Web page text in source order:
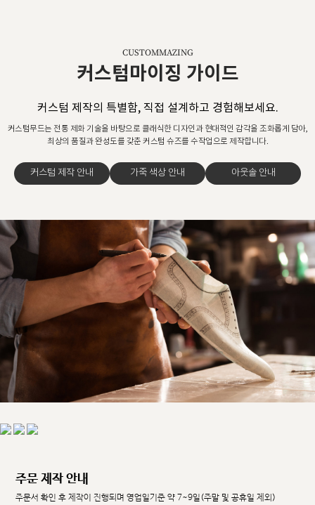
CUSTOMMAZING
커스텀마이징 가이드
커스텀 제작의 특별함, 직접 설계하고 경험해보세요.
커스텀무드는 전통 제화 기술을 바탕으로 클래식한 디자인과 현대적인 감각을 조화롭게 담아,
최상의 품질과 완성도를 갖춘 커스텀 슈즈를 수작업으로 제작합니다.
커스텀 제작 안내 가죽 색상 안내 아웃솔 안내
주문 제작 안내
주문서 확인 후 제작이 진행되며 영업일기준 약 7~9일(주말 및 공휴일 제외)